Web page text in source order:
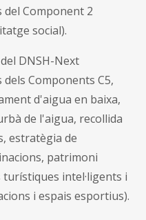
del Component 2
social).
DNSH-Next
Components C5,
d'aigua en baixa,
de l'aigua, recollida
estratègia de
patrimoni
intel·ligents i
i espais esportius).